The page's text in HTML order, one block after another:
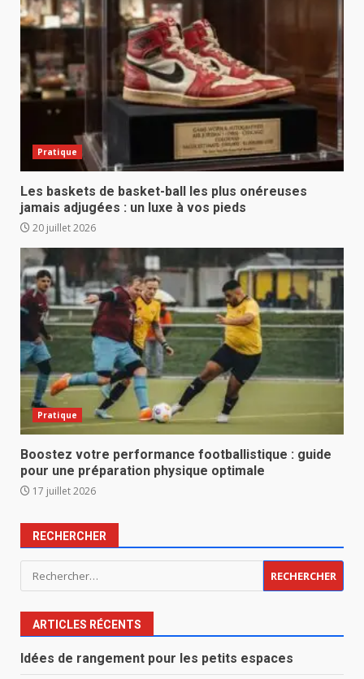
Pratique
Les baskets de basket-ball les plus onéreuses
jamais adjugées : un luxe à vos pieds
20 juillet 2026
Pratique
Boostez votre performance footballistique : guide
pour une préparation physique optimale
17 juillet 2026
RECHERCHER
Rechercher :
ARTICLES RÉCENTS
Idées de rangement pour les petits espaces